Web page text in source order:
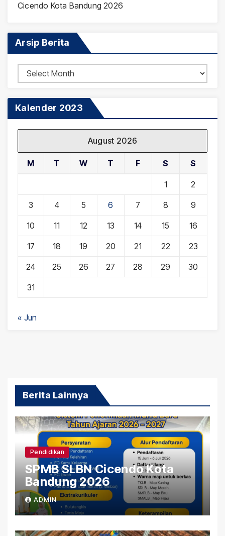
Cicendo Kota Bandung 2026
Arsip Berita
Arsip
Berita
Kalender 2023
August 2026
M T W T F S S
1 2
3 4 5 6 7 8 9
10 11 12 13 14 15 16
17 18 19 20 21 22 23
24 25 26 27 28 29 30
31
« Jun
Berita Lainnya
Pendidikan
SPMB SLBN Cicendo Kota
Bandung 2026
ADMIN